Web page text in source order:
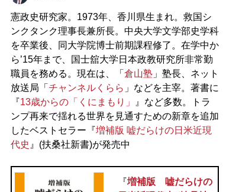
憲政史研究家。1973年、香川県生まれ。救国シ
ンクタンク理事長兼所長。中央大学文学部史学科
を卒業後、同大学院博士前期課程修了。在学中か
ら’15年まで、国士舘大学日本政教研究所非常勤
職員を務める。現在は、「 倉山塾」塾長、ネット
放送局「 チャンネルくらら 」などを主宰。著書に
『13歳からの「くにまもり」
』など多数。トラ
ンプ再来で揺れる世界を見通すための新章を追加
したベストセラー『増補版 嘘だらけの日米近現
代史 』(扶桑社新書)が発売中
『増補版 嘘だらけの